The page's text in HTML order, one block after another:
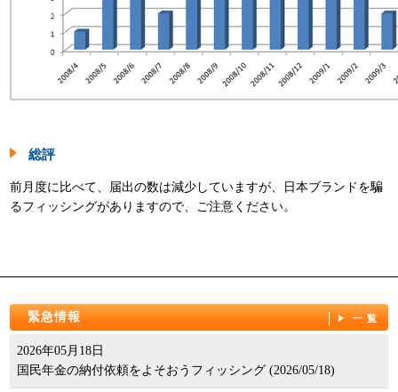
総評
前月度に比べて、届出の数は減少していますが、日本ブランドを騙
るフィッシングがありますので、ご注意ください。
緊急情報 一覧
2026年05月18日
国民年金の納付依頼をよそおうフィッシング (2026/05/18)